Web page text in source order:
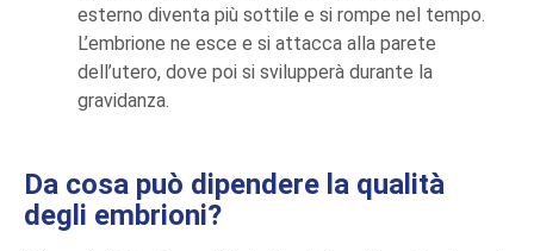
esterno diventa più sottile e si rompe nel tempo.
L’embrione ne esce e si attacca alla parete
dell’utero, dove poi si svilupperà durante la
gravidanza.
Da cosa può dipendere la qualità
degli embrioni?